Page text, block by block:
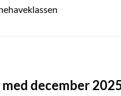
december